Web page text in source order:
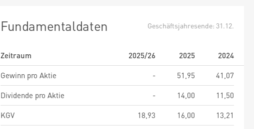
Fundamentaldaten Geschäftsjahresende: 31.12.
Zeitraum 2025/26 2025
2024
Gewinn pro Aktie
- 51,95
41,07
Dividende pro Aktie
- 14,00
11,50
KGV
18,93 16,00
13,21